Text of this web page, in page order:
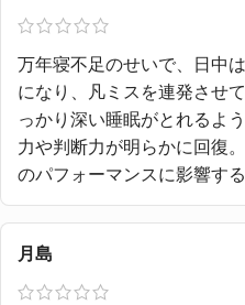
万年寝不足のせいで、日中
になり、凡ミスを連発させ
っかり深い睡眠がとれるよ
力や判断力が明らかに回復
のパフォーマンスに影響す
月島